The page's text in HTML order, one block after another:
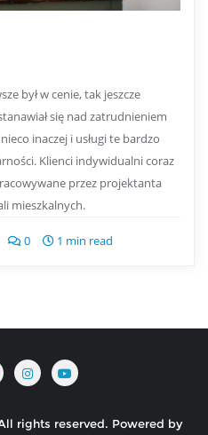
był w cenie, tak jeszcze
się nad zatrudnieniem
inaczej i usługi te bardzo
Klienci indywidualni coraz
przez projektanta
mieszkalnych.
0 1 min read
rights reserved. Powered by